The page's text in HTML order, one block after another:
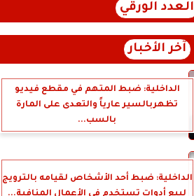
العدد الورقي
آخر الأخبار
الداخلية: ضبط المتهم في مقطع فيديو
تظهربالسير عارياً والتعدى على المارة
بالسب...
الداخلية: ضبط أحد الأشخاص لقيامه بالترويج
لبيع أدوات تستخدم فى الأعمال المنافية...